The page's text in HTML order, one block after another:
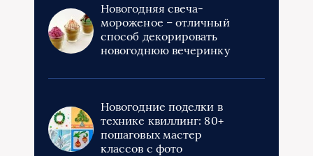
Новогодняя свеча-
мороженое – отличный
способ декорировать
новогоднюю вечеринку
Новогодние поделки в
технике квиллинг: 80+
пошаговых мастер
классов с фото